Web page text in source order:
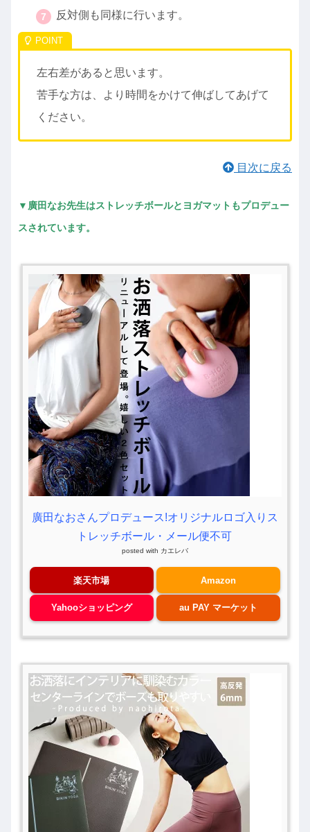
反対側も同様に行います。
左右差があると思います。
苦手な方は、より時間をかけて伸ばしてあげて
ください。
目次に戻る
▼廣田なお先生はストレッチボールとヨガマットもプロデュー
スされています。
廣田なおさんプロデュース!オリジナルロゴ入りス
トレッチボール・メール便不可
posted with カエレバ
楽天市場 Amazon
Yahooショッピング au PAY マーケット